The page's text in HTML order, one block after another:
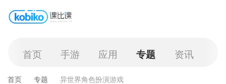
首页 手游 应用 专题 资讯
首页 专题 异世界角色扮演游戏